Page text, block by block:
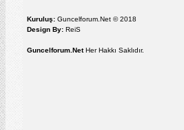
Kuruluş: Guncelforum.Net © 2018
Design By: ReiS
Guncelforum.NetHer Hakkı Saklıdır.